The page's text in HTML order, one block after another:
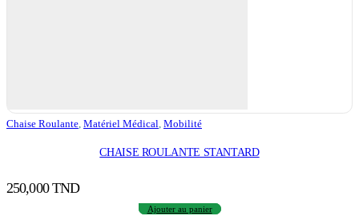
Chaise Roulante Matériel Médical Mobilité
CHAISE ROULANTE STANTARD
250,000TND
Ajouter au panier